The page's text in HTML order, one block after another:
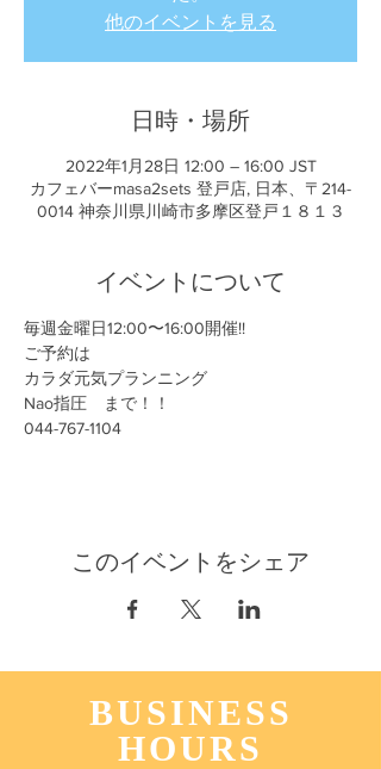
他のイベントを見る
日時・場所
2022年1月28日 12:00 – 16:00 JST
カフェバーmasa2sets 登戸店, 日本、〒214-
0014 神奈川県川崎市多摩区登戸１８１３
イベントについて
毎週金曜日12:00〜16:00開催!!
ご予約は
カラダ元気プランニング
Nao指圧　まで！！
044-767-1104
このイベントをシェア
BUSINESS
HOURS